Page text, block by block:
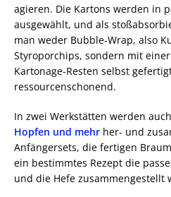
agieren. Die Kartons werden in
ausgewählt, und als
man weder Bubble-Wrap, also
Styroporchips, sondern mit
Kartonage-Resten selbst
ressourcenschonend.
In zwei Werkstätten werden
Hopfen und mehr her- und
Anfängersets, die fertigen
ein bestimmtes Rezept die
und die Hefe zusammengestellt